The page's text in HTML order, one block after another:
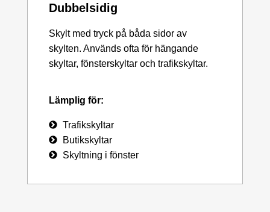
Dubbelsidig
Skylt med tryck på båda sidor av
skylten. Används ofta för hängande
skyltar, fönsterskyltar och trafikskyltar.
Lämplig för:
Trafikskyltar
Butikskyltar
Skyltning i fönster